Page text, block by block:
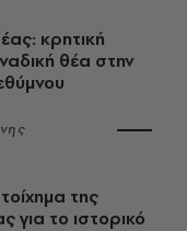
κρητική
θέα στην
της
για το ιστορικό